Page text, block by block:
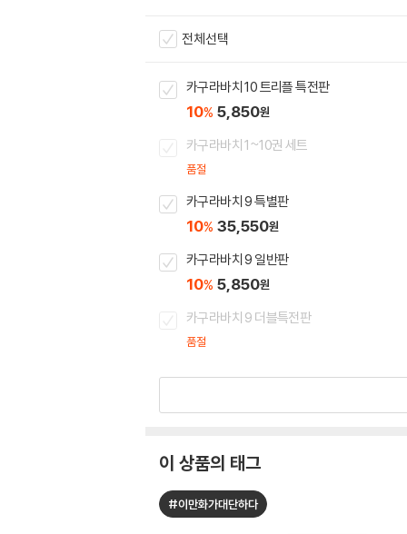
전체선택
카구라바치 10 트리플 특전판
10% 5,850원
카구라바치 1~10권 세트
품절
카구라바치 9 특별판
10% 35,550원
카구라바치 9 일반판
10% 5,850원
카구라바치 9 더블특전판
품절
이 상품의 태그
#이만화가대단하다